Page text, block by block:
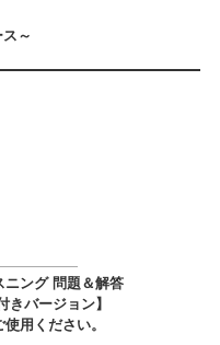
～
ニング 問題＆解答
きバージョン】
用ください。